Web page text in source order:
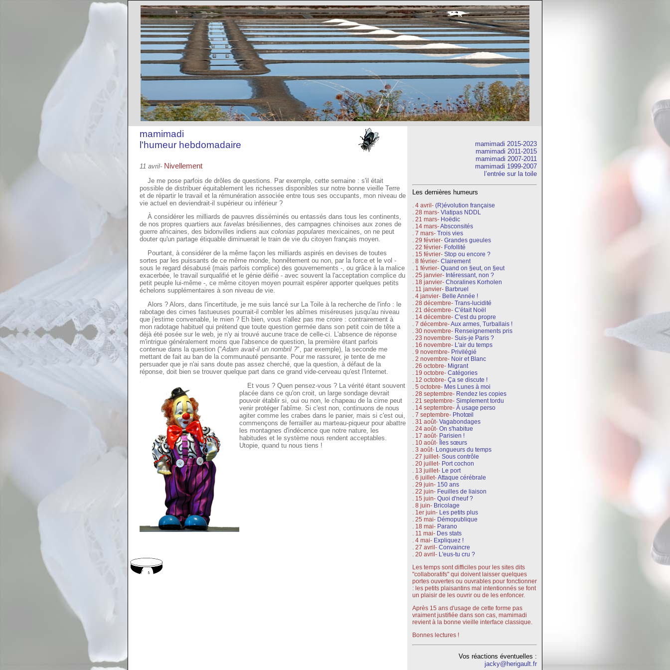
mamimadi 2015-2023
mamimadi 2011-2015
mamimadi 2007-2011
mamimadi 1999-2007
l’entrée sur la toile
Les dernières humeurs
. 4 avril- (R)évolution française
. 28 mars- Vlatipas NDDL
. 21 mars- Hoëdic
. 14 mars-Absconsités
. 7 mars- Trois vies
. 29 février- Grandes gueules
. 22 février- Fofollité
. 15 février- Stop ou encore ?
. 8 février- Clairement
. 1 février- Quand on §eut, on §eut
. 25 janvier- Intéressant, non ?
. 18 janvier- Choralines Korholen
. 11 janvier- Barbruel
. 4 janvier- Belle Année !
. 28 décembre- Trans-lucidité
. 21 décembre- C'était Noël
. 14 décembre- C'est du propre
. 7 décembre-Aux armes, Turballais !
. 30 novembre- Renseignements pris
. 23 novembre- Suis-je Paris ?
. 16 novembre- L'air du temps
. 9 novembre- Privilégié
. 2 novembre- Noir et Blanc
. 26 octobre- Migrant
. 19 octobre- Catégories
. 12 octobre- Ça se discute !
. 5 octobre- Mes Lunes à moi
. 28 septembre- Rendez les copies
. 21 septembre- Simplement tordu
. 14 septembre- À usage perso
. 7 septembre- Photœil
. 31 août- Vagabondages
. 24 août- On s'habitue
. 17 août- Parisien !
. 10 août-
Îles sœurs
. 3 août- Longueurs du temps
. 27 juillet- Sous contrôle
. 20 juillet- Port cochon
. 13 juillet- Le port
. 6 juillet-Attaque cérébrale
. 29 juin- 150 ans
. 22 juin- Feuilles de liaison
. 15 juin- Quoi d'neuf ?
. 8 juin- Bricolage
. 1er juin- Les petits plus
. 25 mai- Démopublique
. 18 mai- Parano
. 11 mai- Des stats
. 4 mai- Expliquez !
. 27 avril- Convaincre
. 20 avril- L'eus-tu cru ?
Les temps sont difficiles pour les sites dits
"collaboratifs" qui doivent laisser quelques
portes ouvertes ou ouvrables pour fonctionner
: les petits plaisantins mal intentionnés se font
un plaisir de les ouvrir ou de les enfoncer.
Après 15 ans d'usage de cette forme pas
vraiment justifiée dans son cas, mamimadi
revient à la bonne vieille interface classique.
Bonnes lectures !
Vos réactions éventuelles :
jacky@herigault.fr
mamimadi
l'humeur hebdomadaire
11 avril- Nivellement
Je me pose parfois de drôles de questions. Par exemple, cette semaine : s'il était
possible de distribuer équitablement les richesses disponibles sur notre bonne vieille Terre
et de répartir le travail et la rémunération associée entre tous ses occupants, mon niveau de
vie actuel en deviendrait-il supérieur ou inférieur ?
À considérer les milliards de pauvres disséminés ou entassés dans tous les continents,
de nos propres quartiers aux favelas brésiliennes, des campagnes chinoises aux zones de
guerre africaines, des bidonvilles indiens aux colonias populares mexicaines, on ne peut
douter qu'un partage étiquable diminuerait le train de vie du citoyen français moyen.
Pourtant, à considérer de la même façon les milliards aspirés en devises de toutes
sortes par les puissants de ce même monde, honnêtement ou non, par la force et le vol -
sous le regard désabusé (mais parfois complice) des gouvernements -, ou grâce à la malice
exacerbée, le travail surqualifié et le génie déifié - avec souvent la l'acceptation complice du
petit peuple lui-même -, ce même citoyen moyen pourrait espérer apporter quelques petits
échelons supplémentaires à son niveau de vie.
Alors ? Alors, dans l'incertitude, je me suis lancé sur La Toile à la recherche de l'info : le
rabotage des cimes fastueuses pourrait-il combler les abîmes miséreuses jusqu'au niveau
que j'estime convenable, le mien ? Eh bien, vous n'allez pas me croire : contrairement à
mon radotage habituel qui prétend que toute question germée dans son petit coin de tête a
déjà été posée sur le web, je n'y ai trouvé aucune trace de celle-ci. L'absence de réponse
m'intrigue généralement moins que l'absence de question, la première étant parfois
contenue dans la question ("Adam avait-il un nombril ?", par exemple), la seconde me
mettant de fait au ban de la communauté pensante. Pour me rassurer, je tente de me
persuader que je n'ai sans doute pas assez cherché, que la question, à défaut de la
réponse, doit bien se trouver quelque part dans ce grand vide-cerveau qu'est l'Internet.
Et vous ? Quen pensez-vous ? La vérité étant souvent
placée dans ce qu'on croit, un large sondage devrait
pouvoir établir si, oui ou non, le chapeau de la cime peut
venir protéger l'abîme. Si c'est non, continuons de nous
agiter comme les crabes dans le panier, mais si c'est oui,
commençons de ferrailler au marteau-piqueur pour abattre
les montagnes d'indécence que notre nature, les
habitudes et le système nous rendent acceptables.
Utopie, quand tu nous tiens !